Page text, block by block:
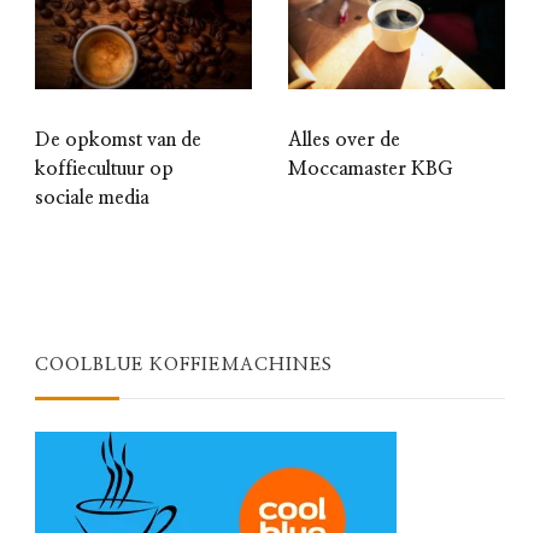
De opkomst van de
koffiecultuur op
sociale media
Alles over de
Moccamaster KBG
COOLBLUE KOFFIEMACHINES